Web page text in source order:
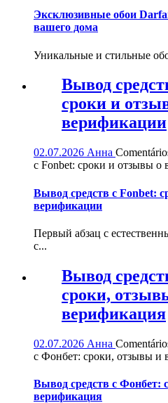
Эксклюзивные обои
вашего дома
Уникальные и стильные
Вывод
сроки и
верификации
02.07.2026 Анна
с Fonbet: сроки и отзывы о
Вывод средств с Fonbet:
верификации
Первый абзац с
с...
Вывод
сроки,
верификация
02.07.2026 Анна
с Фонбет: сроки, отзывы и
Вывод средств с Фонбет:
верификация